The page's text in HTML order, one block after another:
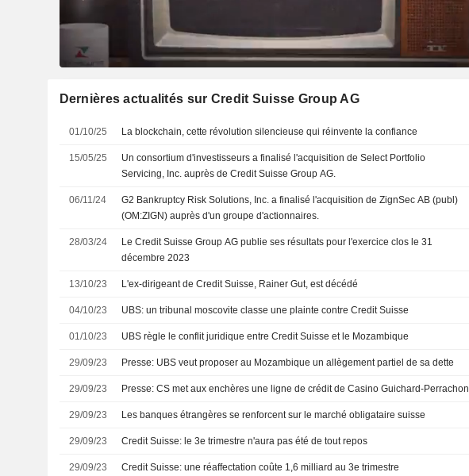
Dernières actualités sur Credit Suisse Group AG
01/10/25 La blockchain, cette révolution silencieuse qui réinvente la confiance
15/05/25
Un consortium d'investisseurs a finalisé l'acquisition de Select Portfolio
Servicing, Inc. auprès de Credit Suisse Group AG.
06/11/24
G2 Bankruptcy Risk Solutions, Inc. a finalisé l'acquisition de ZignSec AB (publ)
(OM:ZIGN) auprès d'un groupe d'actionnaires.
28/03/24
Le Credit Suisse Group AG publie ses résultats pour l'exercice clos le 31
décembre 2023
13/10/23 L'ex-dirigeant de Credit Suisse, Rainer Gut, est décédé
04/10/23 UBS: un tribunal moscovite classe une plainte contre Credit Suisse
01/10/23 UBS règle le conflit juridique entre Credit Suisse et le Mozambique
29/09/23 Presse: UBS veut proposer au Mozambique un allègement partiel de sa dette
29/09/23 Presse: CS met aux enchères une ligne de crédit de Casino Guichard-Perrachon
29/09/23 Les banques étrangères se renforcent sur le marché obligataire suisse
29/09/23 Credit Suisse: le 3e trimestre n'aura pas été de tout repos
29/09/23 Credit Suisse: une réaffectation coûte 1,6 milliard au 3e trimestre